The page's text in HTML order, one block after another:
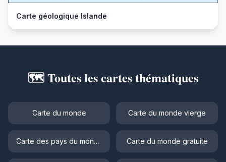
Carte géologique Islande
🗺️ Toutes les cartes thématiques
Carte du monde Carte du monde vierge
Carte des pays du monde Carte du monde gratuite